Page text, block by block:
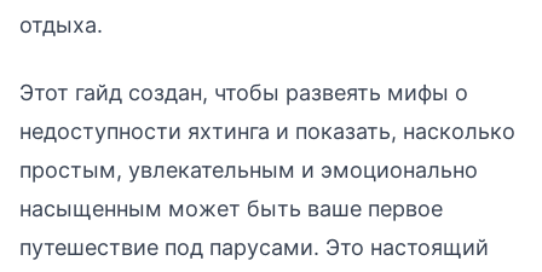
отдыха.
Этот гайд создан, чтобы развеять мифы о
недоступности яхтинга и показать, насколько
простым, увлекательным и эмоционально
насыщенным может быть ваше первое
путешествие под парусами. Это настоящий